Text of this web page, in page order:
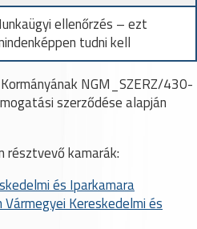
ellenőrzés – ezt
tudni kell
NGM_SZERZ/430-
szerződése alapján
résztvevő kamarák:
és Iparkamara
Kereskedelmi és